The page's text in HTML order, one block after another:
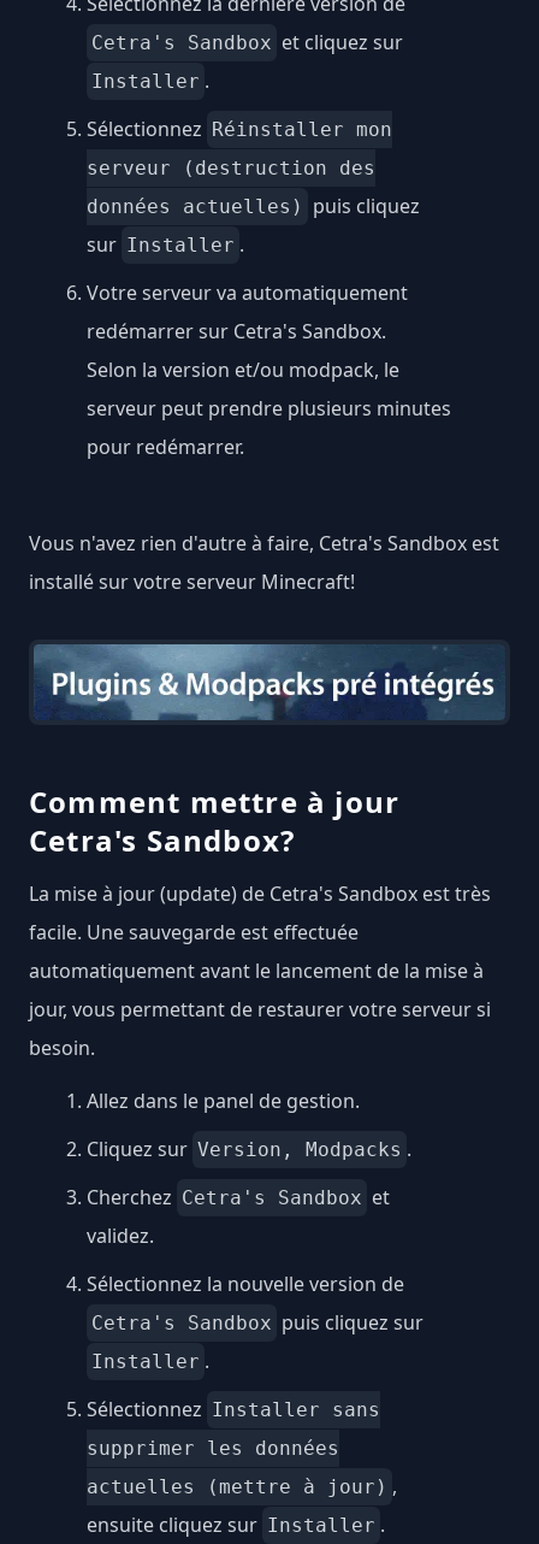
Cetra's Sandbox et cliquez sur
Installer .
Sélectionnez Réinstaller mon
serveur (destruction des
données actuelles)
puis cliquez
sur Installer .
Votre serveur va automatiquement
redémarrer sur Cetra's Sandbox.
Selon la version et/ou modpack, le
serveur peut prendre plusieurs minutes
pour redémarrer.
Vous n'avez rien d'autre à faire, Cetra's Sandbox est
installé sur votre serveur Minecraft!
Comment mettre à jour
Cetra's Sandbox?
La mise à jour (update) de Cetra's Sandbox est très
facile. Une sauvegarde est effectuée
automatiquement avant le lancement de la mise à
jour, vous permettant de restaurer votre serveur si
besoin.
Allez dans le panel de gestion.
Cliquez sur Version, Modpacks .
Cherchez Cetra's Sandbox et
validez.
Sélectionnez la nouvelle version de
Cetra's Sandbox puis cliquez sur
Installer .
Sélectionnez Installer sans
supprimer les données
actuelles (mettre à jour) ,
ensuite cliquez sur Installer .